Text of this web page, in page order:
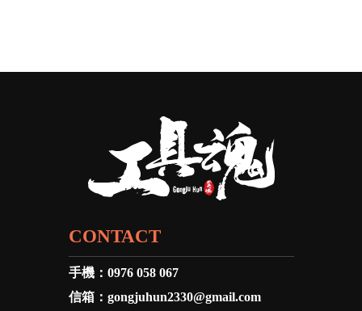
CONTACT
手機： 0976 058 067
信箱： gongjuhun2330@gmail.com